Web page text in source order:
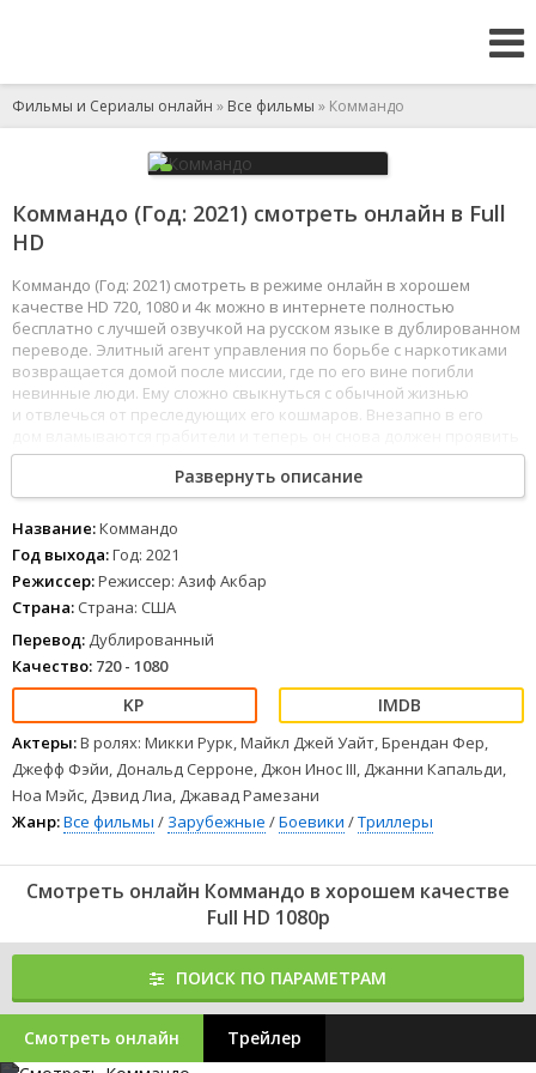
Фильмы и Сериалы онлайн » Все фильмы » Коммандо
Коммандо (Год: 2021) смотреть онлайн в Full
HD
Коммандо (Год: 2021) смотреть в режиме онлайн в хорошем
качестве HD 720, 1080 и 4к можно в интернете полностью
бесплатно с лучшей озвучкой на русском языке в дублированном
переводе. Элитный агент управления по борьбе с наркотиками
возвращается домой после миссии, где по его вине погибли
невинные люди. Ему сложно свыкнуться с обычной жизнью
и отвлечься от преследующих его кошмаров. Внезапно в его
все свои навыки, чтобы защитить свою семью.
Развернуть описание
Название:Коммандо
Год выхода:Год: 2021
Режиссер:Режиссер: Азиф Акбар
Страна: Страна: США
Перевод: Дублированный
Качество: 720 - 1080
Актеры:В ролях: Микки Рурк, Майкл Джей Уайт, Брендан Фер,
Джефф Фэйи, Дональд Серроне, Джон Инос III, Джанни Капальди,
Ноа Мэйс, Дэвид Лиа, Джавад Рамезани
Жанр:Все фильмы / Зарубежные /Боевики /Триллеры
Смотреть онлайн Коммандо в хорошем качестве
Full HD 1080p
ПОИСК ПО ПАРАМЕТРАМ
Смотреть онлайн Трейлер